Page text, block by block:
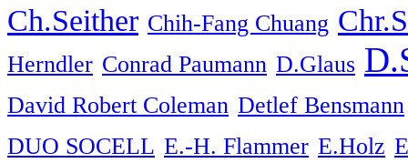
Ch.Seither Chih-Fang Chuang
Herndler Conrad Paumann D.Glaus
David Robert Coleman Detlef Bensmann
DUO SOCELL E.-H. Flammer E.Holz